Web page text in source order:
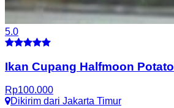
5.0
Ikan Cupang Halfmoon Potato
Rp100.000
Dikirim dari Jakarta Timur